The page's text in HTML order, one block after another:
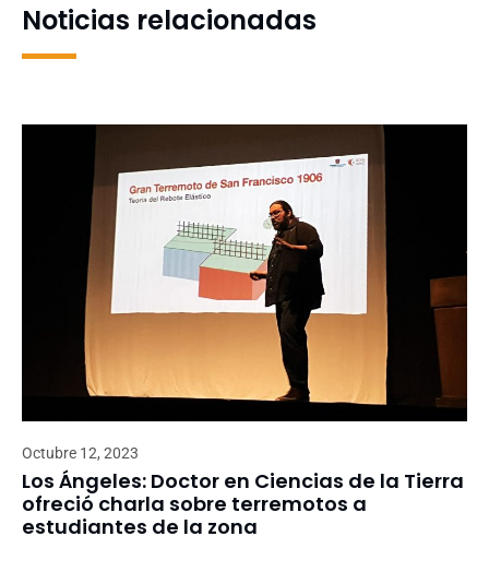
Noticias relacionadas
Octubre 12, 2023
Los Ángeles: Doctor en Ciencias de la Tierra
ofreció charla sobre terremotos a
estudiantes de la zona